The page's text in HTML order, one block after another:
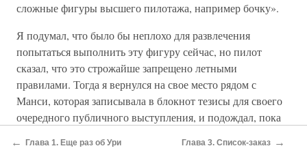
сложные фигуры высшего пилотажа, например бочку».
Я подумал, что было бы неплохо для развлечения
попытаться выполнить эту фигуру сейчас, но пилот
сказал, что это строжайше запрещено летными
правилами. Тогда я вернулся на свое место рядом с
Манси, которая записывала в блокнот тезисы для своего
очередного публичного выступления, и подождал, пока
← Глава 1. Еще раз об Ури Глава 3. Список-заказ →